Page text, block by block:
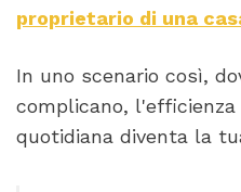
proprietario di una
In uno scenario così,
complicano,
quotidiana diventa la